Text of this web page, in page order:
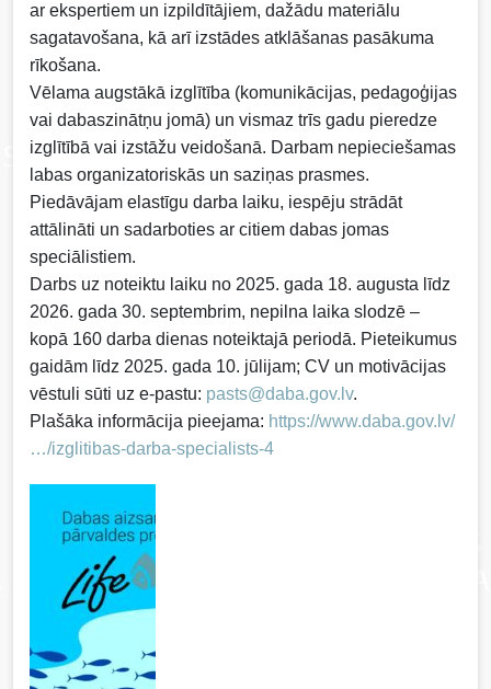
ar ekspertiem un izpildītājiem, dažādu materiālu
sagatavošana, kā arī izstādes atklāšanas pasākuma
rīkošana.
Vēlama augstākā izglītība (komunikācijas, pedagoģijas
vai dabaszinātņu jomā) un vismaz trīs gadu pieredze
izglītībā vai izstāžu veidošanā. Darbam nepieciešamas
labas organizatoriskās un saziņas prasmes.
Piedāvājam elastīgu darba laiku, iespēju strādāt
attālināti un sadarboties ar citiem dabas jomas
speciālistiem.
Darbs uz noteiktu laiku no 2025. gada 18. augusta līdz
2026. gada 30. septembrim, nepilna laika slodzē –
kopā 160 darba dienas noteiktajā periodā. Pieteikumus
gaidām līdz 2025. gada 10. jūlijam; CV un motivācijas
vēstuli sūti uz e-pastu: pasts@daba.gov.lv.
Plašāka informācija pieejama: https://www.daba.gov.lv/
…/izglitibas-darba-specialists-4